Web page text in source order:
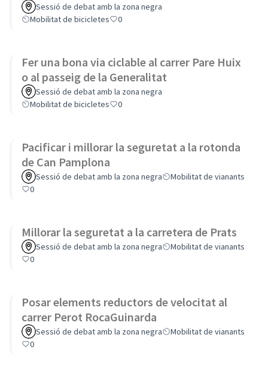
Sessió de debat amb la zona negra
Mobilitat de bicicletes
0
Fer una bona via ciclable al carrer Pare Huix
o al passeig de la Generalitat
Sessió de debat amb la zona negra
Mobilitat de bicicletes
0
Pacificar i millorar la seguretat a la rotonda
de Can Pamplona
Sessió de debat amb la zona negra
Mobilitat de vianants
0
Millorar la seguretat a la carretera de Prats
Sessió de debat amb la zona negra
Mobilitat de vianants
0
Posar elements reductors de velocitat al
carrer Perot RocaGuinarda
Sessió de debat amb la zona negra
Mobilitat de vianants
0